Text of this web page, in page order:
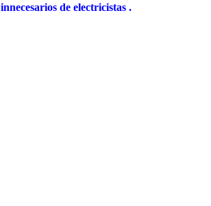
innecesarios de electricistas .